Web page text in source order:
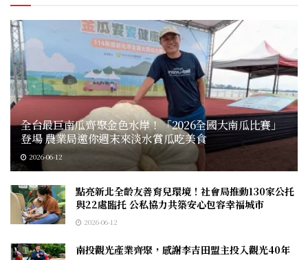
全台最巨南瓜齊聚金色水岸！「2026全國大南瓜比賽」
登場 農業局邀你週末來淡水賞瓜吃美食
2026-06-12
點亮新北全齡友善育兒環境！社會局推動130家公托
與22處臨托 公私協力共築安心包容幸福城市
2026-06-12
南投觀光產業齊聚，感謝李吉田盟主投入觀光40年